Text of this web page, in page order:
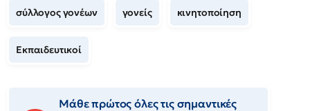
σύλλογος γονέων γονείς κινητοποίηση
Εκπαιδευτικοί
Μάθε πρώτος όλες τις σημαντικές